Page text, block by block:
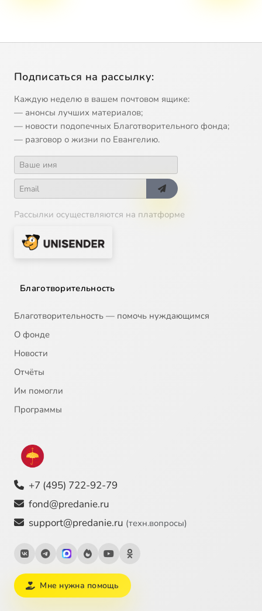
Подписаться на рассылку:
Каждую неделю в вашем почтовом ящике:
— анонсы лучших материалов;
— новости подопечных Благотворительного фонда;
— разговор о жизни по Евангелию.
Рассылки осуществляются на платформе
Благотворительность
Благотворительность — помочь нуждающимся
О фонде
Новости
Отчёты
Им помогли
Программы
+7 (495) 722-92-79
fond@predanie.ru
support@predanie.ru (техн.вопросы)
Мне нужна помощь